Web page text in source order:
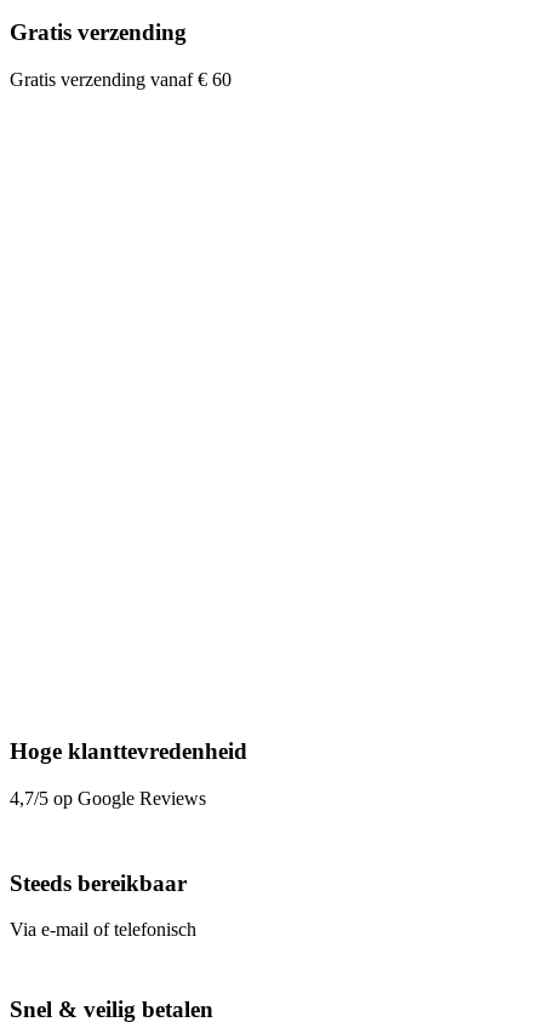
Gratis verzending
Gratis verzending vanaf € 60
Hoge klanttevredenheid
4,7/5 op Google Reviews
Steeds bereikbaar
Via e-mail of telefonisch
Snel & veilig betalen